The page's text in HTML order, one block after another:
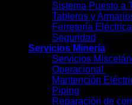
Sistema Puesto a
Tableros y
Ferretería Eléctrica
Seguridad
Servicios Minería
Servicios
Operacional
Mantención
Piping
Reparación de